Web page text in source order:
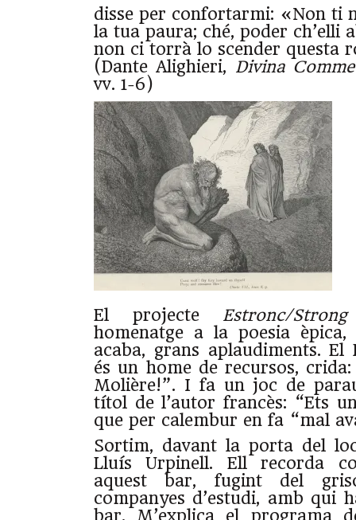
disse per confortarmi: «Non ti
la tua paura; ché, poder ch’elli
non ci torrà lo scender questa
(Dante Alighieri, Divina
vv. 1-6)
El projecte Estronc/Strong
homenatge a la poesia èpica,
acaba, grans aplaudiments.
és un home de recursos, crida:
Molière!”. I fa un joc de
títol de l’autor francès: “Ets
que per calembur en fa “mal
Sortim, davant la porta del
Lluís Urpinell. Ell recorda
aquest bar, fugint del
companyes d’estudi, amb qui